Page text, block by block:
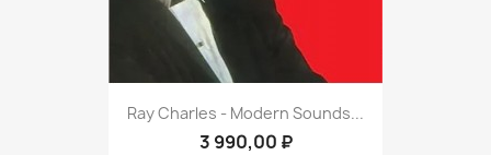
Ray Charles - Modern Sounds...
3 990,00 ₽